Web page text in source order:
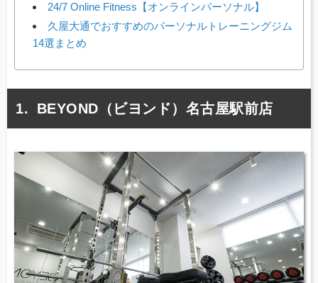
24/7 Online Fitness【オンラインパーソナル】
久屋大通でおすすめのパーソナルトレーニングジム
14選まとめ
BEYOND（ビヨンド）名古屋駅前店